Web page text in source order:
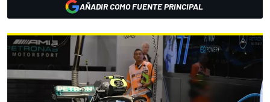
AÑADIR COMO FUENTE PRINCIPAL